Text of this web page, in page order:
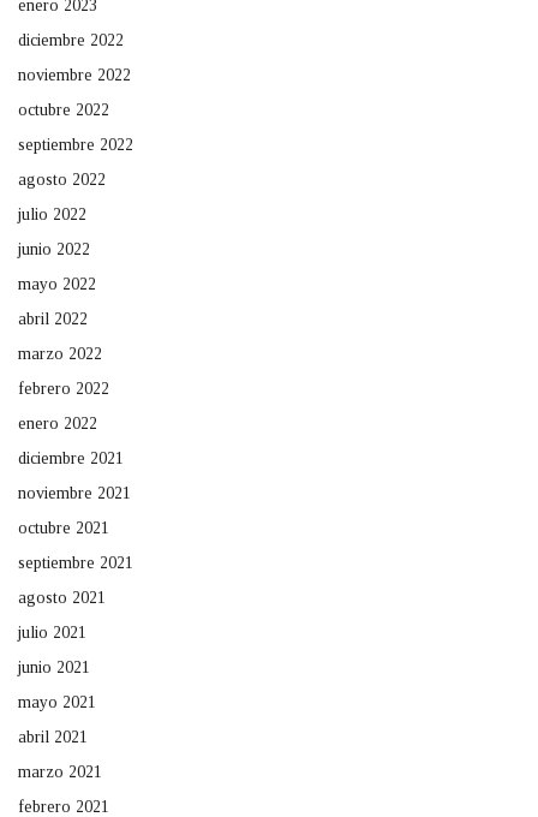
enero 2023
diciembre 2022
noviembre 2022
octubre 2022
septiembre 2022
agosto 2022
julio 2022
junio 2022
mayo 2022
abril 2022
marzo 2022
febrero 2022
enero 2022
diciembre 2021
noviembre 2021
octubre 2021
septiembre 2021
agosto 2021
julio 2021
junio 2021
mayo 2021
abril 2021
marzo 2021
febrero 2021